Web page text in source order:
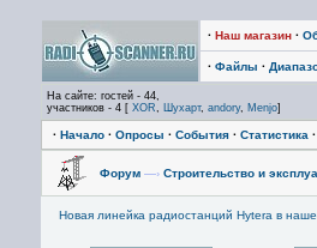
· Наш магазин ·
· Файлы ·
На сайте: гостей - 44,
участников - 4 [ XOR, Шухарт, andory, Menjo]
· Начало · Опросы · События · Статистика ·
Форум —› Строительство и
Новая линейка радиостанций Hytera в